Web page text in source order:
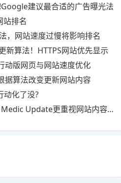
建议最合适的广告曝光法
站排名
，网站速度过慢将影响排名
新算法！HTTPS网站优先显示
动版网页与网站速度优化
据算法改变更新网站内容
动化了没?
Update更重视网站内容质量提升